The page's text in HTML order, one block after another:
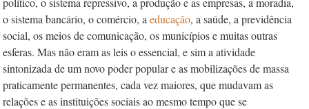
o sistema bancário, o comércio, a educação, a saúde, a previdência
social, os meios de comunicação, os municípios e muitas outras
esferas. Mas não eram as leis o essencial, e sim a atividade
sintonizada de um novo poder popular e as mobilizações de massa
praticamente permanentes, cada vez maiores, que mudavam as
relações e as instituições sociais ao mesmo tempo que se